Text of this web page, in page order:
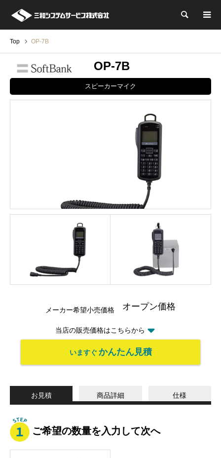
検索
Top OP-7B
OP-7B
スピーカーマイク
メーカー希望小売価格 オープン価格
当店の販売価格はこちらから
いますぐ かんたん見積
お見積 商品詳細 仕様
ご希望の数量を入力して次へ